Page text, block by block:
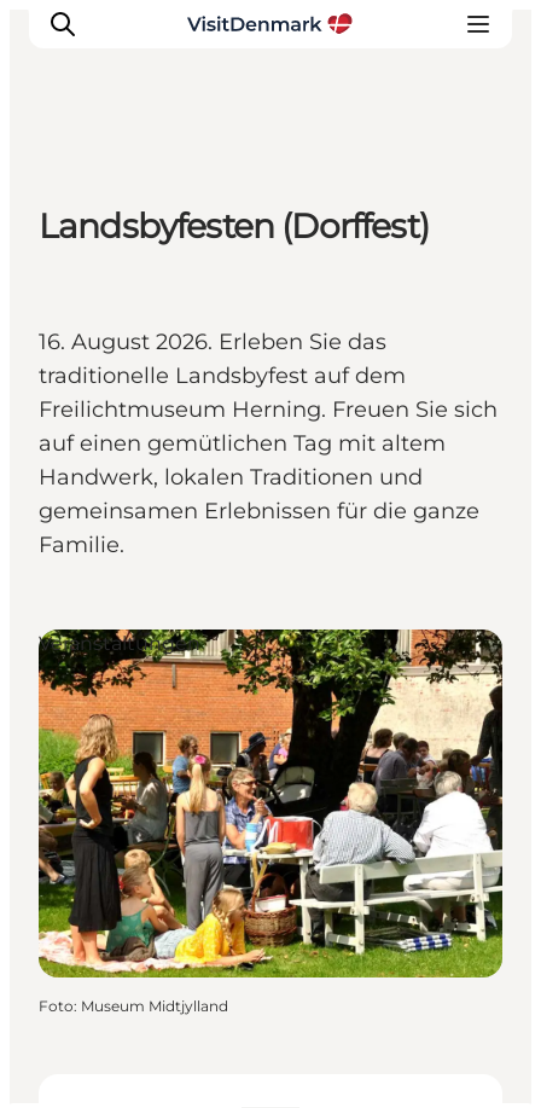
Inspiration
Regionen
Reiseplanung
Landsbyfesten (Dorffest)
16. August 2026. Erleben Sie das
traditionelle Landsbyfest auf dem
Freilichtmuseum Herning. Freuen Sie sich
auf einen gemütlichen Tag mit altem
Handwerk, lokalen Traditionen und
gemeinsamen Erlebnissen für die ganze
Familie.
Veranstaltungen
Foto: Museum Midtjylland